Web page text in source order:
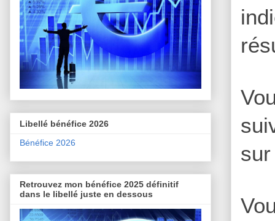
Libellé bénéfice 2026
Bénéfice 2026
Retrouvez mon bénéfice 2025 définitif
dans le libellé juste en dessous